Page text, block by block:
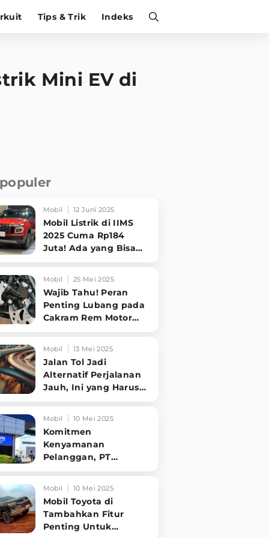
Tips & Trik Indeks
Mini EV di
Mobil 12 Juni 2025
Mobil Listrik di IIMS
2025 Cuma Rp184
Juta! Ada yang Bisa
Tampilannya Gak
Main-ma
Mobil 25 Mei 2025
Wajib Tahu! Peran
Penting Lubang pada
Cakram Rem Motor
Berkendara
Mobil 13 Mei 2025
Jalan Tol Jadi
Alternatif Perjalanan
Jauh, Ini yang Harus
Pengendara
Mobil 10 Mei 2025
Komitmen
Kenyamanan
Pelanggan, PT
Indonesia Perbaharui
Software mobil
Mobil 10 Mei 2025
Mobil Toyota di
Tambahkan Fitur
Penting Untuk